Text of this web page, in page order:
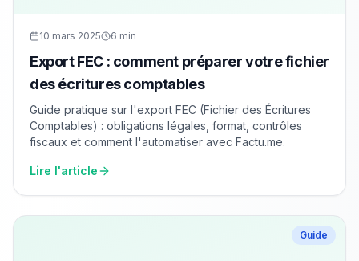
10 mars 2025 6 min
Export FEC : comment préparer votre fichier
des écritures comptables
Guide pratique sur l'export FEC (Fichier des Écritures
Comptables) : obligations légales, format, contrôles
fiscaux et comment l'automatiser avec Factu.me.
Lire l'article
Guide